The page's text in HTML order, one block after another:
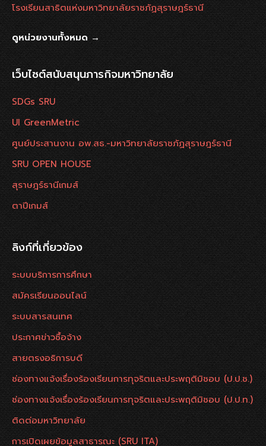
โรงเรียนสาธิตแห่งมหาวิทยาลัยราชภัฏสุราษฎร์ธานี
ดูหน่วยงานทั้งหมด →
เว็บไซต์สนับสนุนภารกิจมหาวิทยาลัย
SDGs SRU
UI GreenMetric
ศูนย์ประสานงาน อพ.สธ.-มหาวิทยาลัยราชภัฏสุราษฎร์ธานี
SRU OPEN HOUSE
สุราษฎร์ธานีเกมส์
ตาปีเกมส์
ลิงก์ที่เกี่ยวข้อง
ระบบบริการการศึกษา
สมัครเรียนออนไลน์
ระบบสารสนเทศ
ประกาศข่าวซื้อจ้าง
สายตรงอธิการบดี
ช่องทางแจ้งเรื่องร้องเรียนการทุจริตและประพฤติมิชอบ (ป.ป.ช.)
ช่องทางแจ้งเรื่องร้องเรียนการทุจริตและประพฤติมิชอบ (ป.ป.ท.)
ติดต่อมหาวิทยาลัย
การเปิดเผยข้อมูลสาธารณะ (SRU ITA)